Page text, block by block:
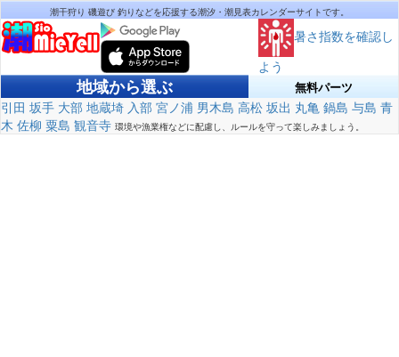
潮干狩り 磯遊び 釣りなどを応援する潮汐・潮見表カレンダーサイトです。
暑さ指数を確認し
よう
地域から選ぶ 無料パーツ
引田 坂手 大部 地蔵埼 入部 宮ノ浦 男木島 高松 坂出 丸亀 鍋島 与島 青
木 佐柳 粟島 観音寺 環境や漁業権などに配慮し、ルールを守って楽しみましょう。